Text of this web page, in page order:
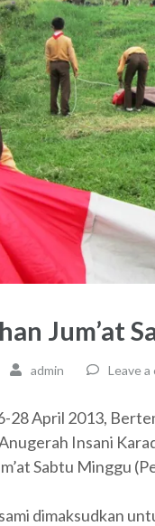
Jum’at
admin Leave a
28 April 2013,
Insani
Sabtu Minggu
dimaksudkan